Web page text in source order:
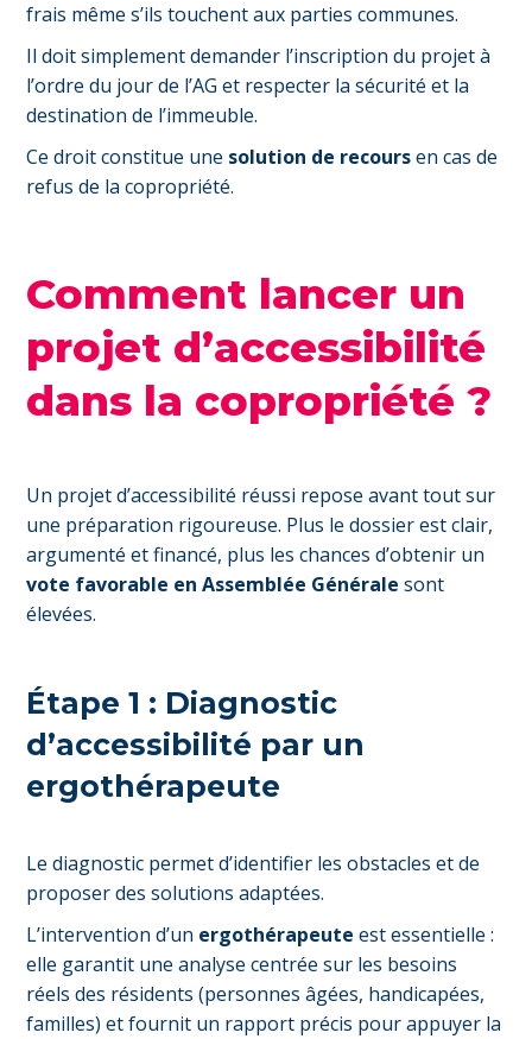
frais même s’ils touchent aux parties communes.
Il doit simplement demander l’inscription du projet à
l’ordre du jour de l’AG et respecter la sécurité et la
destination de l’immeuble.
Ce droit constitue une solution de recoursen cas de
refus de la copropriété.
Comment lancer un
projet d’accessibilité
dans la copropriété ?
Un projet d’accessibilité réussi repose avant tout sur
une préparation rigoureuse. Plus le dossier est clair,
argumenté et financé, plus les chances d’obtenir un
vote favorable en Assemblée Générale sont
élevées.
Étape 1 : Diagnostic
d’accessibilité par un
ergothérapeute
Le diagnostic permet d’identifier les obstacles et de
proposer des solutions adaptées.
L’intervention d’un ergothérapeute est essentielle :
elle garantit une analyse centrée sur les besoins
réels des résidents (personnes âgées, handicapées,
familles) et fournit un rapport précis pour appuyer la